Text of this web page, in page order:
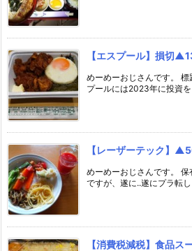
【エスプール】損切
めーめーおじさんです。
プールには2023年に投資を
【レーザーテック】
めーめーおじさんです。
ですが、遂に..遂にプラ転
【消費税減税】食品ス